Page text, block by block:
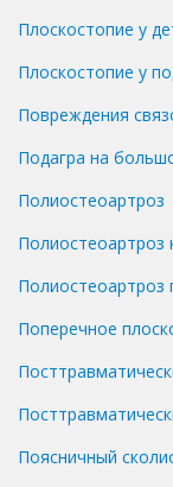
Плоскостопие у
Плоскостопие у
Повреждения
Подагра на
Полиостеоартроз
Полиостеоартроз
Полиостеоартроз
Поперечное
Поясничный